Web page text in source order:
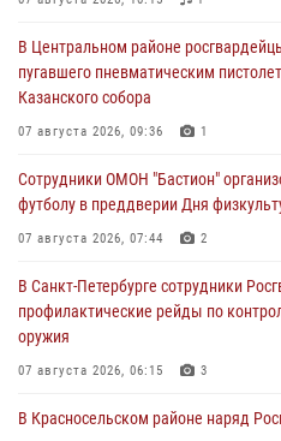
В Центральном районе
пугавшего пневматическим
Казанского собора
07 августа 2026, 09:36 1
Сотрудники ОМОН "Бастион"
футболу в преддверии Дня
07 августа 2026, 07:44 2
В Санкт-Петербурге сотрудники
профилактические рейды по
оружия
07 августа 2026, 06:15 3
В Красносельском районе наряд